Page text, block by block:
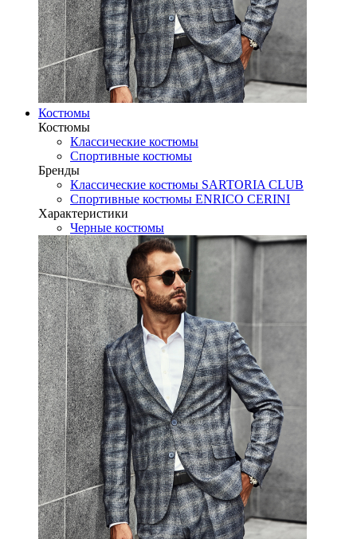
Костюмы
Костюмы
Классические костюмы
Спортивные костюмы
Бренды
Классические костюмы SARTORIA CLUB
Спортивные костюмы ENRICO CERINI
Характеристики
Черные костюмы